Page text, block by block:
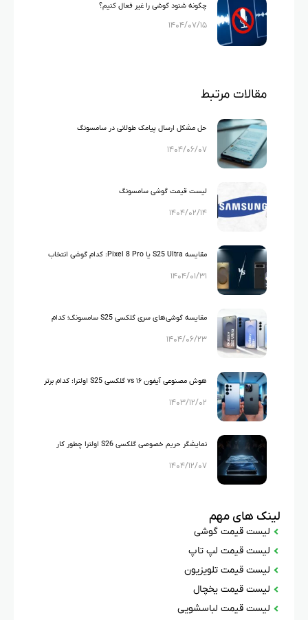
چگونه شنود گوشی را غیر فعال کنیم؟
۱۴۰۴/۰۷/۱۵
مقالات مرتبط
حل مشکل ارسال پیامک طولانی در سامسونگ
۱۴۰۴/۰۶/۰۷
لیست قیمت گوشی سامسونگ
۱۴۰۴/۰۲/۱۴
مقایسه S25 Ultra یا Pixel 8 Pro: کدام گوشی انتخاب
بهتری است؟
۱۴۰۴/۰۱/۳۱
مقایسه گوشی‌های سری گلکسی S25 سامسونگ؛ کدام
مدل مناسب شماست؟
۱۴۰۴/۰۶/۲۳
هوش مصنوعی آیفون ۱۶ vs گلکسی S25 اولترا: کدام برتر
است؟
۱۴۰۳/۱۲/۰۲
نمایشگر حریم خصوصی گلکسی S26 اولترا چطور کار
می‌کند؟
۱۴۰۴/۱۲/۰۷
لینک های مهم
لیست قیمت گوشی
لیست قیمت لپ تاپ
لیست قیمت تلویزیون
لیست قیمت یخچال
لیست قیمت لباسشویی